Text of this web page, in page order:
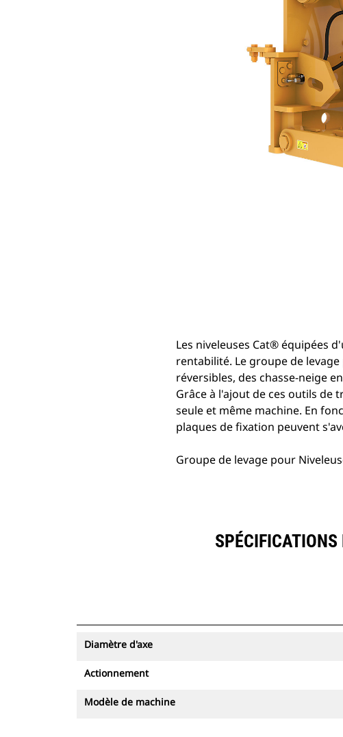
Les niveleuses Cat® équipées
rentabilité. Le groupe de
réversibles, des chasse-neige
Grâce à l'ajout de ces outils de
seule et même machine. En
plaques de fixation peuvent
Groupe de levage pour
Diamètre d'axe
Actionnement
Modèle de machine